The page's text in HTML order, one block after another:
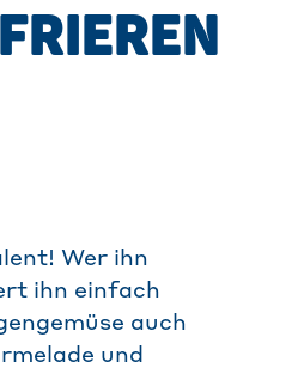
Wer ihn
ihn einfach
auch
und